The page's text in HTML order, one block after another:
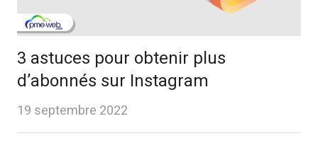
3 astuces pour obtenir plus
d’abonnés sur Instagram
19 septembre 2022